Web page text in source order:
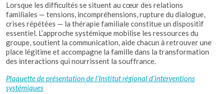
Lorsque les difficultés se situent au cœur des relations
familiales — tensions, incompréhensions, rupture du dialogue,
crises répétées — la thérapie familiale constitue un dispositif
essentiel. L’approche systémique mobilise les ressources du
groupe, soutient la communication, aide chacun à retrouver une
place légitime et accompagne la famille dans la transformation
des interactions qui nourrissent la souffrance.
Plaquette de présentation de l’Institut régional d’interventions
systémiques